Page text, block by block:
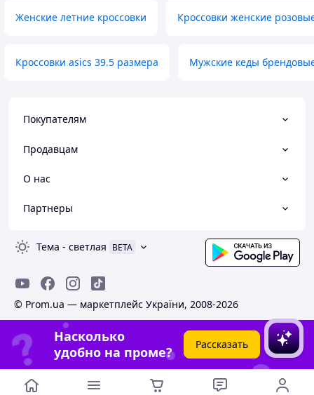
Женские летние кроссовки Кроссовки женские
Кроссовки asics 39.5 размера Мужские кеды
Покупателям
Продавцам
О нас
Партнеры
Тема - светлая BETA
© Prom.ua — маркетплейс України, 2008-2026
Насколько
удобно на проме?
Рассказать